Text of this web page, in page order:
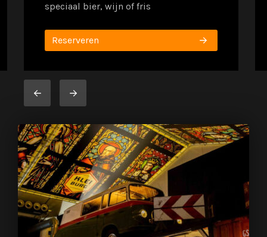
speciaal bier, wijn of fris
Reserveren